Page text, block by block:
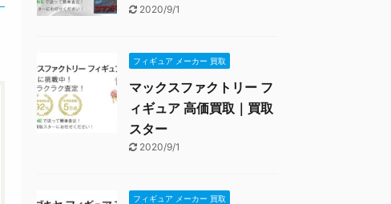
2020/9/1
フィギュア メーカー 買取
マックスファクトリー フ
ィギュア 高価買取｜買取
スター
2020/9/1
フィギュア メーカー 買取